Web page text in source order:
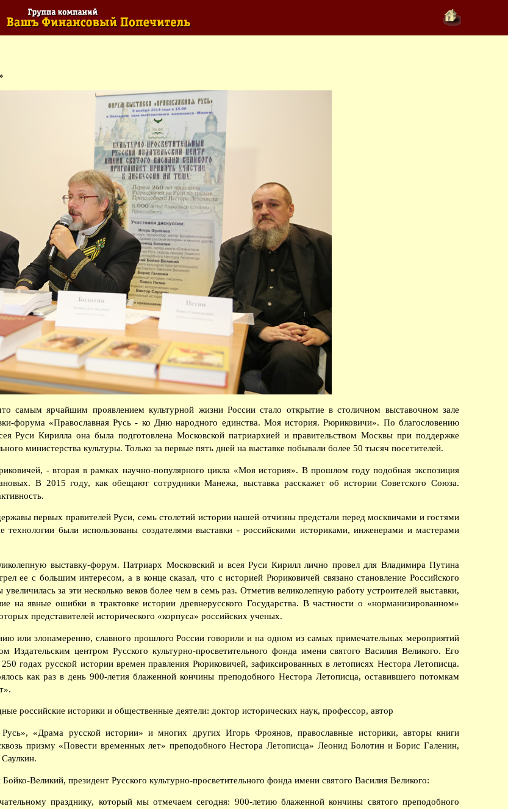
самым ярчайшим проявлением культурной жизни России стало открытие в столичном выставочном зале
форума «Православная Русь - ко Дню народного единства. Моя история. Рюриковичи». По благословению
Руси Кирилла она была подготовлена Московской патриархией и правительством Москвы при поддержке
министерства культуры. Только за первые пять дней на выставке побывали более 50 тысяч посетителей.
- вторая в рамках научно-популярного цикла «Моя история». В прошлом году подобная экспозиция
В 2015 году, как обещают сотрудники Манежа, выставка расскажет об истории Советского Союза.
первых правителей Руси, семь столетий истории нашей отчизны предстали перед москвичами и гостями
были использованы создателями выставки - российскими историками, инженерами и мастерами
выставку-форум. Патриарх Московский и всея Руси Кирилл лично провел для Владимира Путина
ее с большим интересом, а в конце сказал, что с историей Рюриковичей связано становление Российского
за эти несколько веков более чем в семь раз. Отметив великолепную работу устроителей выставки,
на явные ошибки в трактовке истории древнерусского Государства. В частности о «норманизированном»
представителей исторического «корпуса» российских ученых.
или злонамеренно, славного прошлого России говорили и на одном из самых примечательных мероприятий
Издательским центром Русского культурно-просветительного фонда имени святого Василия Великого. Его
годах русской истории времен правления Рюриковичей, зафиксированных в летописях Нестора Летописца.
как раз в день 900-летия блаженной кончины преподобного Нестора Летописца, оставившего потомкам
российские историки и общественные деятели: доктор исторических наук, профессор, автор
«Драма русской истории» и многих других Игорь Фроянов, православные историки, авторы книги
призму «Повести временных лет» преподобного Нестора Летописца» Леонид Болотин и Борис Галенин,
Великий, президент Русского культурно-просветительного фонда имени святого Василия Великого:
празднику, который мы отмечаем сегодня: 900-летию блаженной кончины святого преподобного